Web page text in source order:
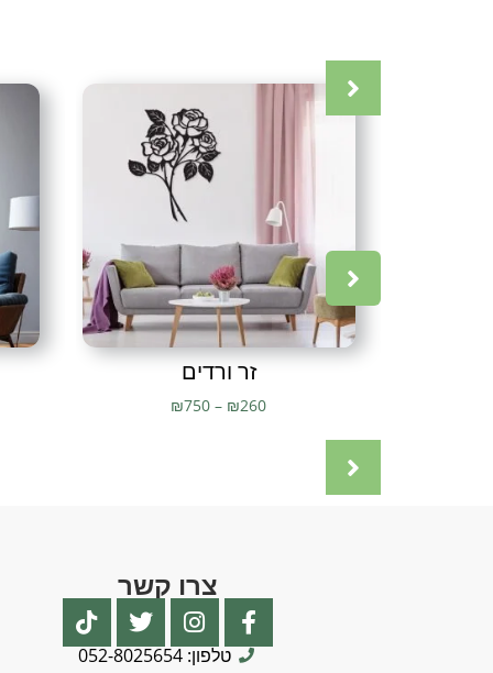
זר ורדים
₪260
–
₪750
צרו קשר
טלפון: 052-8025654